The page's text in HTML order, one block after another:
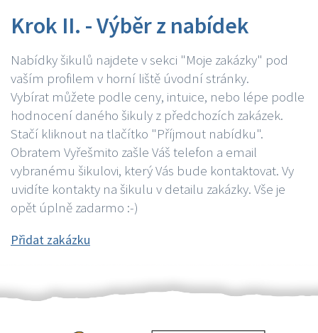
Krok II. - Výběr z nabídek
Nabídky šikulů najdete v sekci "Moje zakázky" pod
vaším profilem v horní liště úvodní stránky.
Vybírat můžete podle ceny, intuice, nebo lépe podle
hodnocení daného šikuly z předchozích zakázek.
Stačí kliknout na tlačítko "Příjmout nabídku".
Obratem Vyřešmito zašle Váš telefon a email
vybranému šikulovi, který Vás bude kontaktovat. Vy
uvidíte kontakty na šikulu v detailu zakázky. Vše je
opět úplně zadarmo :-)
Přidat zakázku